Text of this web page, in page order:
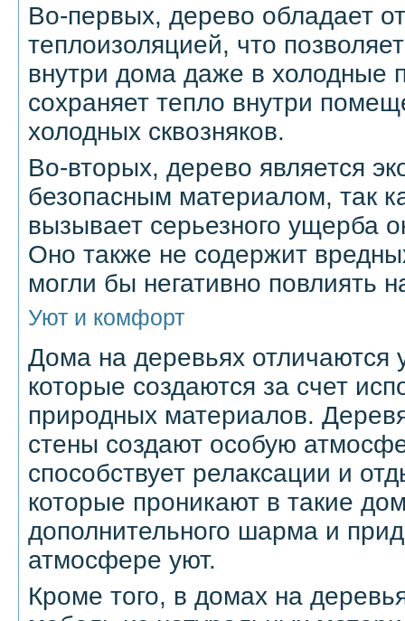
Во-первых, дерево обладает
теплоизоляцией, что
внутри дома даже в холодные
сохраняет тепло внутри
холодных сквозняков.
Во-вторых, дерево является
безопасным материалом, так
вызывает серьезного ущерба
Оно также не содержит
могли бы негативно повлиять
Уют и комфорт
Дома на деревьях
которые создаются за счет
природных материалов.
стены создают особую
способствует релаксации и
которые проникают в такие
дополнительного шарма и
атмосфере уют.
Кроме того, в домах на